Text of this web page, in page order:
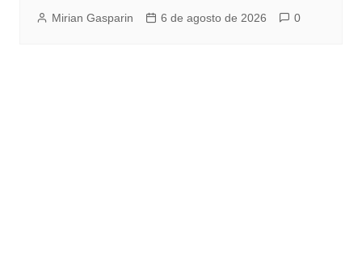
Mirian Gasparin 6 de agosto de 2026 0